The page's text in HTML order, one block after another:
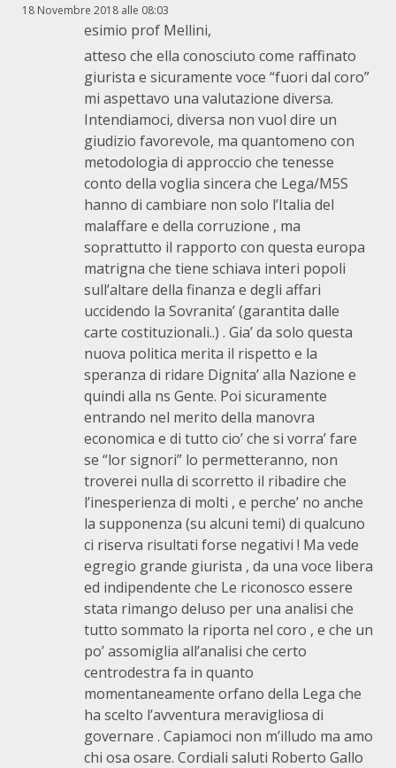
18 Novembre 2018 alle 08:03
esimio prof Mellini,
atteso che ella conosciuto come raffinato
giurista e sicuramente voce “fuori dal coro”
mi aspettavo una valutazione diversa.
Intendiamoci, diversa non vuol dire un
giudizio favorevole, ma quantomeno con
metodologia di approccio che tenesse
conto della voglia sincera che Lega/M5S
hanno di cambiare non solo l’Italia del
malaffare e della corruzione , ma
soprattutto il rapporto con questa europa
matrigna che tiene schiava interi popoli
sull’altare della finanza e degli affari
uccidendo la Sovranita’ (garantita dalle
carte costituzionali..) . Gia’ da solo questa
nuova politica merita il rispetto e la
speranza di ridare Dignita’ alla Nazione e
quindi alla ns Gente. Poi sicuramente
entrando nel merito della manovra
economica e di tutto cio’ che si vorra’ fare
se “lor signori” lo permetteranno, non
troverei nulla di scorretto il ribadire che
l’inesperienza di molti , e perche’ no anche
la supponenza (su alcuni temi) di qualcuno
ci riserva risultati forse negativi ! Ma vede
egregio grande giurista , da una voce libera
ed indipendente che Le riconosco essere
stata rimango deluso per una analisi che
tutto sommato la riporta nel coro , e che un
po’ assomiglia all’analisi che certo
centrodestra fa in quanto
momentaneamente orfano della Lega che
ha scelto l’avventura meravigliosa di
governare . Capiamoci non m’illudo ma amo
chi osa osare. Cordiali saluti Roberto Gallo